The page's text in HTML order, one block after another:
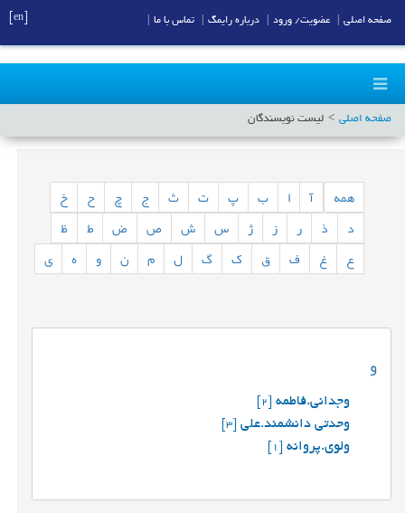
صفحه اصلی لیست نویسندگان
همه ب پ ت ث ج چ ح
خ
د
ذ ر ز ژ س ش ص ض ط
ظ
ع
غ ف ق ک گ ل م ن و ه ی
و
وجدانی.فاطمه[2]
وحدتی دانشمند.علی[3]
ولوی.پروانه[1]
صفحه اصلی عضویت/ ورود درباره رایمگ تماس با ما